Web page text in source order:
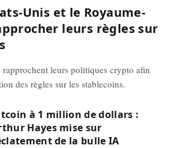
Unis et le Royaume-
leurs règles sur
leurs politiques crypto afin
des règles sur les stablecoins.
à 1 million de dollars :
Hayes mise sur
de la bulle IA